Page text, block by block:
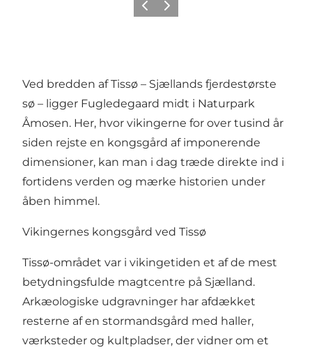
ForrigeNæste
Ved bredden af Tissø – Sjællands fjerdestørste
sø – ligger Fugledegaard midt i Naturpark
Åmosen. Her, hvor vikingerne for over tusind år
siden rejste en kongsgård af imponerende
dimensioner, kan man i dag træde direkte ind i
fortidens verden og mærke historien under
åben himmel.
Vikingernes kongsgård ved Tissø
Tissø-området var i vikingetiden et af de mest
betydningsfulde magtcentre på Sjælland.
Arkæologiske udgravninger har afdækket
resterne af en stormandsgård med haller,
værksteder og kultpladser, der vidner om et